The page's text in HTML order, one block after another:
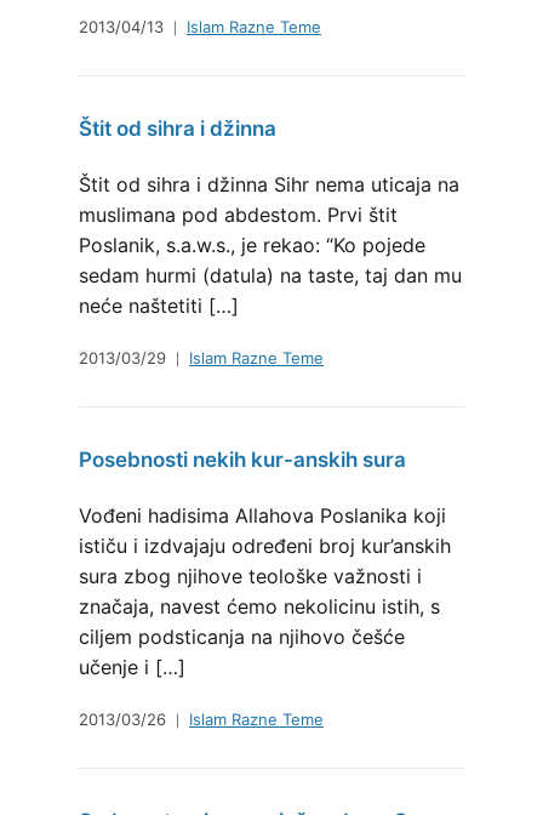
2013/04/13 Islam Razne Teme
Štit od sihra i džinna
Štit od sihra i džinna Sihr nema uticaja na
muslimana pod abdestom. Prvi štit
Poslanik, s.a.w.s., je rekao: “Ko pojede
sedam hurmi (datula) na taste, taj dan mu
neće naštetiti […]
2013/03/29 Islam Razne Teme
Posebnosti nekih kur-anskih sura
Vođeni hadisima Allahova Poslanika koji
ističu i izdvajaju određeni broj kur’anskih
sura zbog njihove teološke važnosti i
značaja, navest ćemo nekolicinu istih, s
ciljem podsticanja na njihovo češće
učenje i […]
2013/03/26 Islam Razne Teme